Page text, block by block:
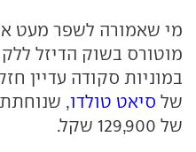
מי שאמורה לשפר מעט
מוטורס בשוק הדיזל
במוניות סקודה עדיין
של סיאט טולדו,
של 129,900 שקל.